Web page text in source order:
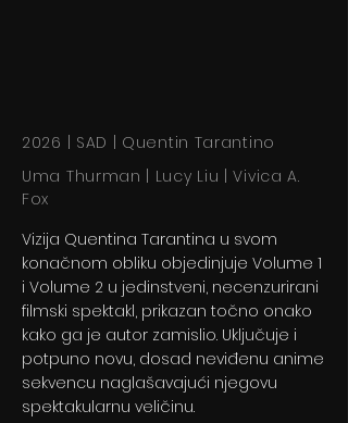
2026 | SAD | Quentin Tarantino
Uma Thurman | Lucy Liu | Vivica A.
Fox
Vizija Quentina Tarantina u svom
konačnom obliku objedinjuje Volume 1
i Volume 2 u jedinstveni, necenzurirani
filmski spektakl, prikazan točno onako
kako ga je autor zamislio. Uključuje i
potpuno novu, dosad neviđenu anime
sekvencu naglašavajući njegovu
spektakularnu veličinu.